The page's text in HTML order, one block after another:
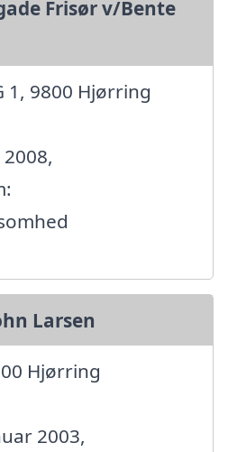
Frisør v/Bente
1, 9800 Hjørring
Larsen
Hjørring
2003,